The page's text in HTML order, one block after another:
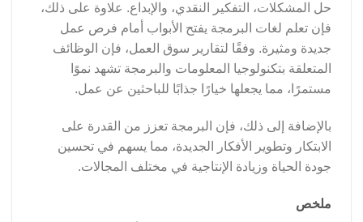
حل المشكلات، التفكير النقدي، والإبداع. علاوة على ذلك،
فإن تعلم لغات البرمجة يفتح الأبواب أمام فرص عمل
جديدة ومثيرة. وفقًا لتقارير سوق العمل، فإن الوظائف
المتعلقة بتكنولوجيا المعلومات والبرمجة تشهد نموًا
مستمرًا، مما يجعلها خيارًا جذابًا للباحثين عن عمل.
بالإضافة إلى ذلك، فإن البرمجة تعزز من القدرة على
الابتكار وتطوير الأفكار الجديدة، مما يسهم في تحسين
جودة الحياة وزيادة الإنتاجية في مختلف المجالات.
ملخص